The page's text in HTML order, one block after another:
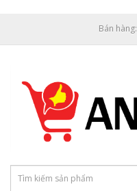
Bán hàng: